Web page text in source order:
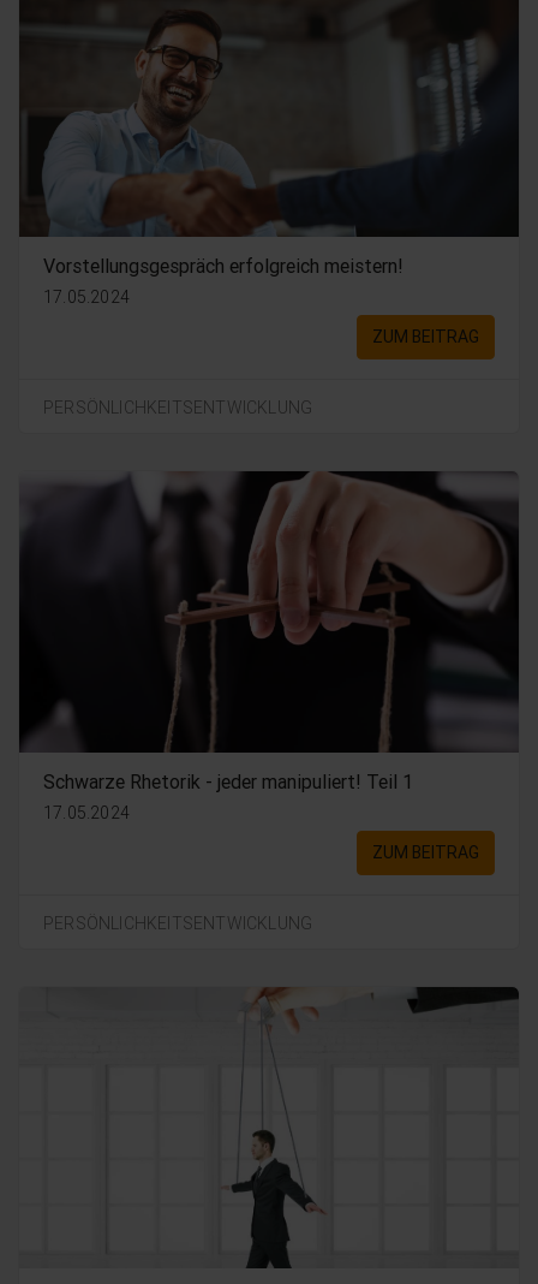
Vorstellungsgespräch erfolgreich meistern!
17.05.2024
ZUM BEITRAG
PERSÖNLICHKEITSENTWICKLUNG
Schwarze Rhetorik - jeder manipuliert! Teil 1
17.05.2024
ZUM BEITRAG
PERSÖNLICHKEITSENTWICKLUNG